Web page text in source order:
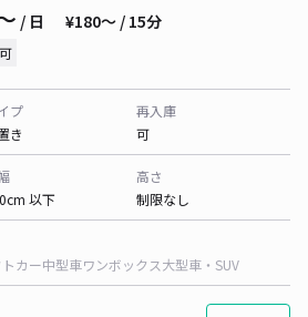
/ 日 ¥180〜 / 15分
プ
き
再入庫
可
以下
高さ
制限なし
カー中型車ワンボックス大型車・SUV